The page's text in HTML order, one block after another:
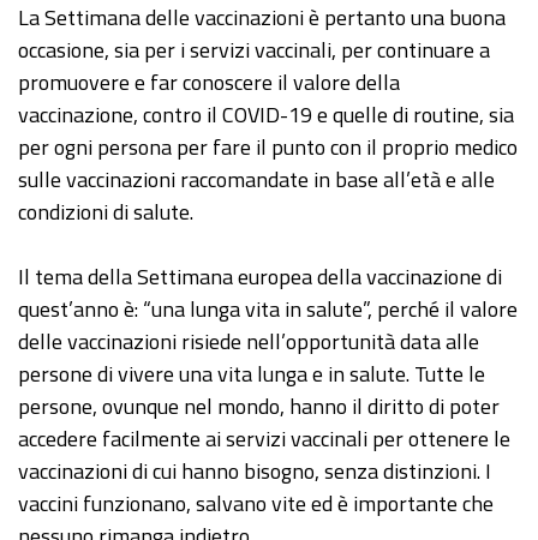
La Settimana delle vaccinazioni è pertanto una buona
occasione, sia per i servizi vaccinali, per continuare a
promuovere e far conoscere il valore della
vaccinazione, contro il COVID-19 e quelle di routine, sia
per ogni persona per fare il punto con il proprio medico
sulle vaccinazioni raccomandate in base all’età e alle
condizioni di salute.
Il tema della Settimana europea della vaccinazione di
quest’anno è: “una lunga vita in salute”, perché il valore
delle vaccinazioni risiede nell’opportunità data alle
persone di vivere una vita lunga e in salute. Tutte le
persone, ovunque nel mondo, hanno il diritto di poter
accedere facilmente ai servizi vaccinali per ottenere le
vaccinazioni di cui hanno bisogno, senza distinzioni. I
vaccini funzionano, salvano vite ed è importante che